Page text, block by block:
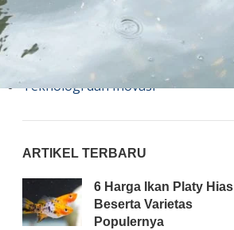
Informasi Lain
Pembenihan Ikan
Pembesaran Ikan
Teknologi dan Inovasi
ARTIKEL TERBARU
6 Harga Ikan Platy Hias
Beserta Varietas
Populernya